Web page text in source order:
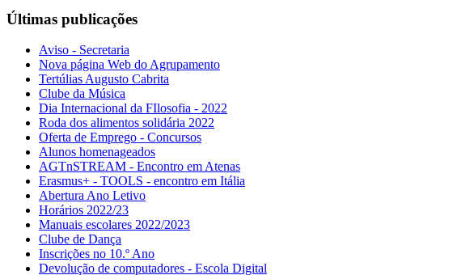
Últimas publicações
Aviso - Secretaria
Nova página Web do Agrupamento
Tertúlias Augusto Cabrita
Clube da Música
Dia Internacional da FIlosofia - 2022
Roda dos alimentos solidária 2022
Oferta de Emprego - Concursos
Alunos homenageados
AGTnSTREAM - Encontro em Atenas
Erasmus+ - TOOLS - encontro em Itália
Abertura Ano Letivo
Horários 2022/23
Manuais escolares 2022/2023
Clube de Dança
Inscrições no 10.º Ano
Devolução de computadores - Escola Digital